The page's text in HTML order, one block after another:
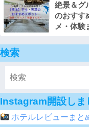
絶景＆グ
のおすす
メ・体験
検索
Instagram開設しま
ホテルレビューまと